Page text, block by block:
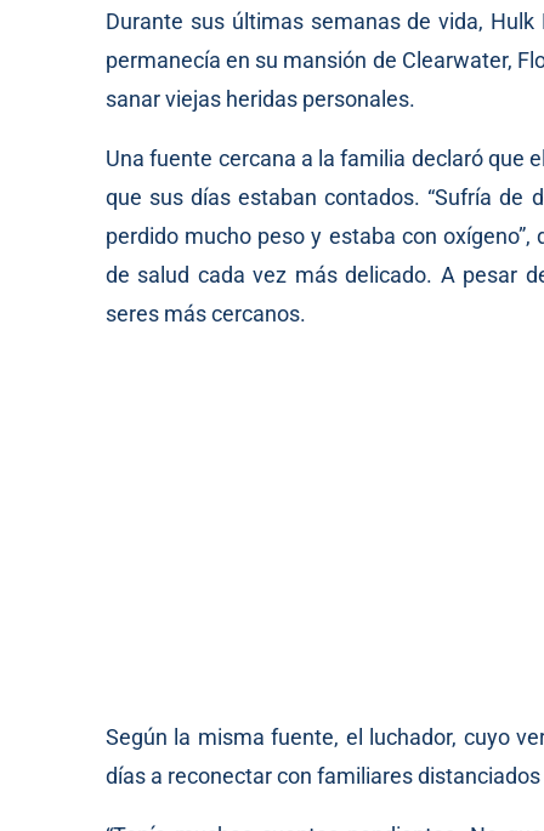
Durante sus últimas semanas de vida,
permanecía en su mansión de Clearwater,
sanar viejas heridas personales.
Una fuente cercana a la familia declaró que
que sus días estaban contados. “Sufría de
perdido mucho peso y estaba con
de salud cada vez más delicado. A pesar
seres más cercanos.
Según la misma fuente, el luchador, cuyo
días a reconectar con familiares